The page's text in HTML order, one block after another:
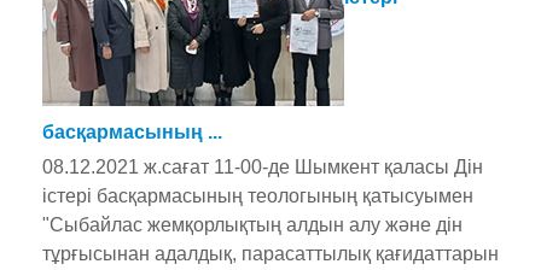
басқармасының ...
08.12.2021 ж.сағат 11-00-де Шымкент қаласы Дін
істері басқармасының теологының қатысуымен
"Сыбайлас жемқорлықтың алдын алу және дін
тұрғысынан адалдық, парасаттылық қағидаттарын